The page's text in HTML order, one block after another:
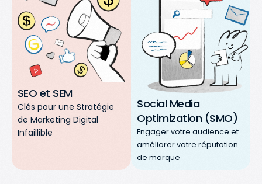
SEO et SEM
Clés pour une Stratégie
de Marketing Digital
Infaillible
Social Media
Optimization (SMO)
Engager votre audience et
améliorer votre réputation
de marque